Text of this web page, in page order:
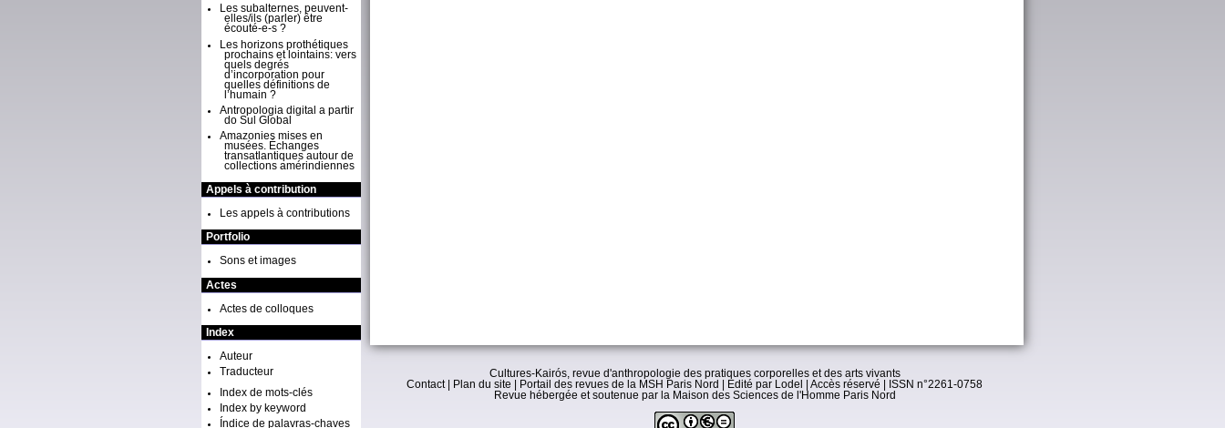
Les subalternes, peuvent-
elles/ils (parler) être
écouté-e-s ?
Les horizons prothétiques
prochains et lointains: vers
quels degrés
d’incorporation pour
quelles définitions de
l’humain ?
Antropologia digital a partir
do Sul Global
Amazonies mises en
musées. Échanges
transatlantiques autour de
collections amérindiennes
Appels à contribution
Les appels à contributions
Portfolio
Sons et images
Actes
Actes de colloques
Index
Auteur
Traducteur
Index de mots-clés
Index by keyword
Índice de palavras-chaves
Cultures-Kairós, revue d'anthropologie des pratiques corporelles et des arts vivants
Contact| Plan du site Portail des revues de la MSH Paris Nord Edité par Lodel Accès réservé | ISSN n°2261-0758
Revue hébergée et soutenue par la Maison des Sciences de l'Homme Paris Nord